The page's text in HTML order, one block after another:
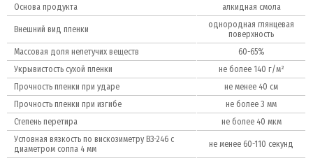
Основа продукта
алкидная смола
Внешний вид пленки
однородная глянцевая
поверхность
Массовая доля нелетучих веществ
60-65%
Укрывистость сухой пленки
не более 140 г/м²
Прочность пленки при ударе
не менее 40 см
Прочность пленки при изгибе
не более 3 мм
Степень перетира
не более 40 мкм
Условная вязкость по вискозиметру ВЗ-246 с
диаметром сопла 4 мм
не менее 60-110 секунд